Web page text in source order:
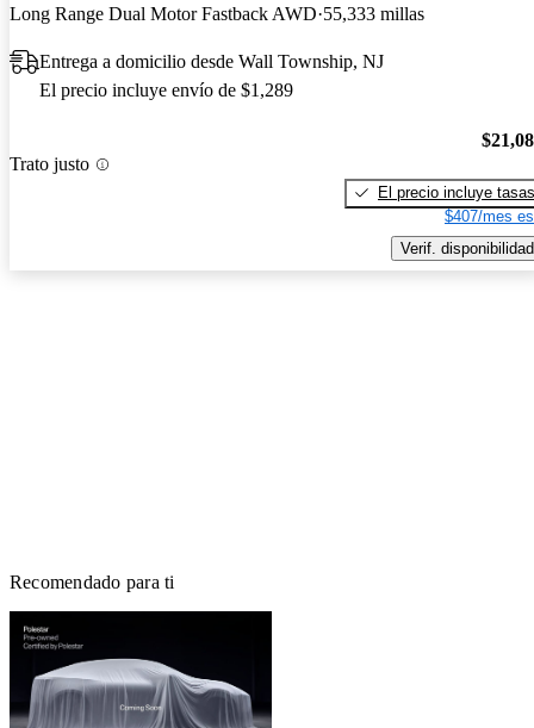
Long Range Dual Motor Fastback AWD 55,333 millas
Entrega a domicilio desde Wall Township, NJ
El precio incluye envío de $1,289
Trato justo
El precio incluye tasas
$407/mes
Verif. disponibilidad
Recomendado para ti